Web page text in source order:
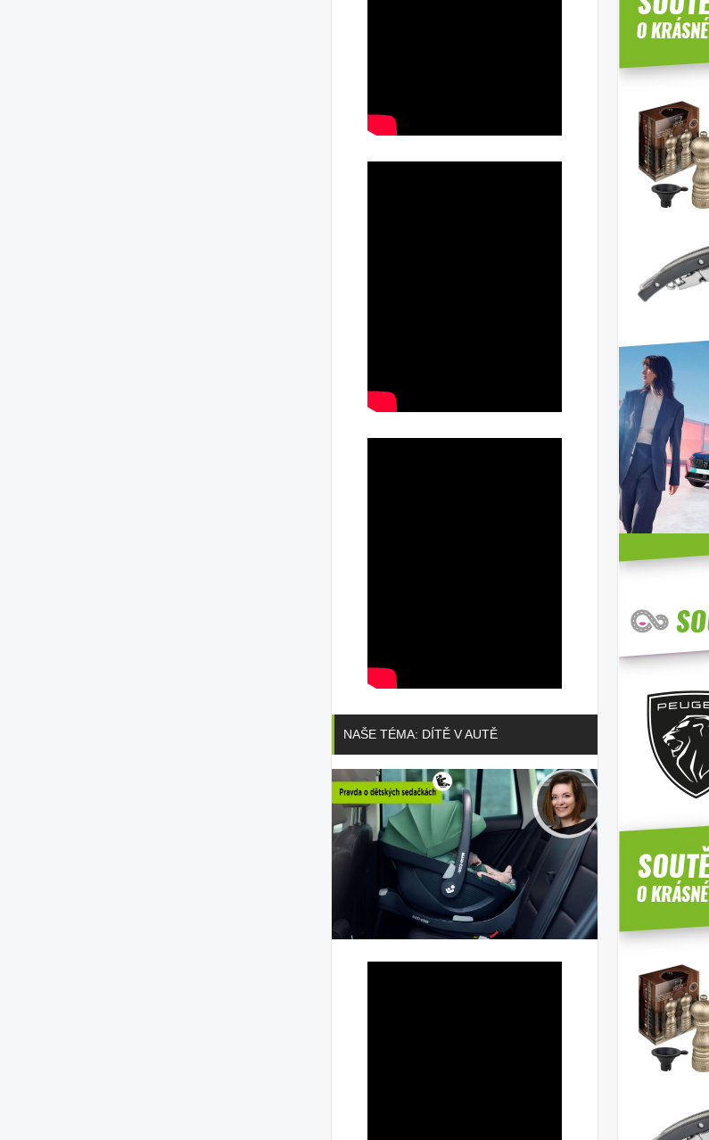
NAŠE TÉMA: DÍTĚ V AUTĚ